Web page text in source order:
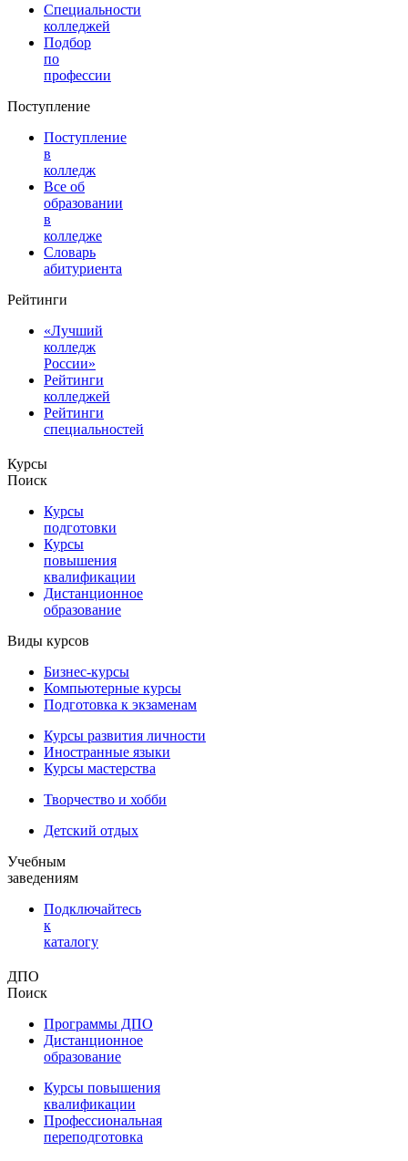
Специальности
колледжей
Подбор
по
профессии
Поступление
Поступление
в
колледж
Все об
образовании
в
колледже
Словарь
абитуриента
Рейтинги
«Лучший
колледж
России»
Рейтинги
колледжей
Рейтинги
специальностей
Курсы
Поиск
Курсы
подготовки
Курсы
повышения
квалификации
Дистанционное
образование
Виды курсов
Бизнес-курсы
Компьютерные курсы
Подготовка к экзаменам
Курсы развития личности
Иностранные языки
Курсы мастерства
Творчество и хобби
Детский отдых
Учебным
заведениям
Подключайтесь
к
каталогу
ДПО
Поиск
Программы ДПО
Дистанционное
образование
Курсы повышения
квалификации
Профессиональная
переподготовка